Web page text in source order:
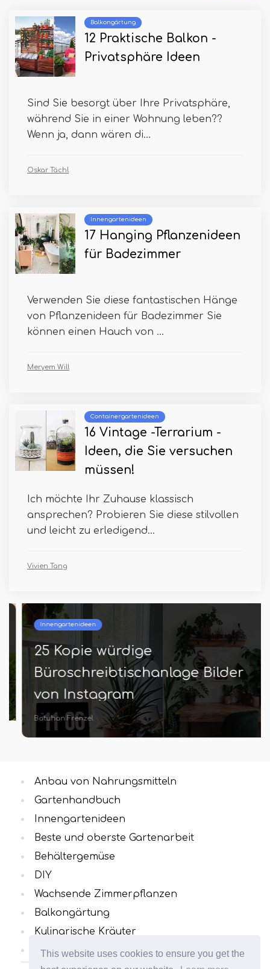
This website uses cookies to ensure you get the
Balkongärtung
12 Praktische Balkon -
Privatsphäre Ideen
Sind Sie besorgt über Ihre Privatsphäre,
während Sie in einer Wohnung leben??
Wenn ja, dann wären di...
Oskar Tächl
Innengartenideen
17 Hanging Pflanzenideen
für Badezimmer
Verwenden Sie diese fantastischen Hänge
von Pflanzenideen für Badezimmer Sie
können einen Hauch von ...
Meryem Will
Containergartenideen
16 Vintage -Terrarium -
Ideen, die Sie versuchen
müssen!
Ich möchte Ihr Zuhause klassisch
ansprechen? Probieren Sie diese stilvollen
und leicht zu erledigend...
Vivien Tang
Innengartenideen
25 Kopie würdige
Büroschreibtischanlage Bilder
von Instagram
Batuhan Frenzel
Anbau von Nahrungsmitteln
Gartenhandbuch
Innengartenideen
Beste und oberste Gartenarbeit
Behältergemüse
DIY
Wachsende Zimmerpflanzen
Balkongärtung
Kulinarische Kräuter
Alle Kategorien